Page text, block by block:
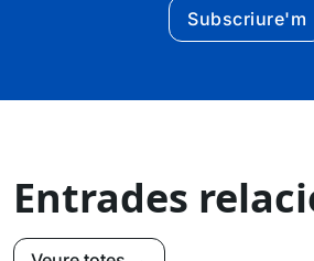
Subscriure'm
Entrades